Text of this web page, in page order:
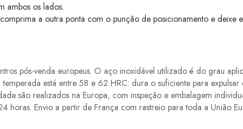
ambos os lados.
a outra ponta com o punção de posicionamento e deixe
pós-venda europeus. O aço inoxidável utilizado é do grau
está entre 58 e 62 HRC: dura o suficiente para
são realizados na Europa, com inspeção e embalagem
horas. Envio a partir de França com rastreio para toda a União